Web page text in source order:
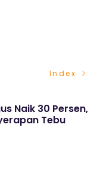
Index
Naik 30 Persen,
Tebu